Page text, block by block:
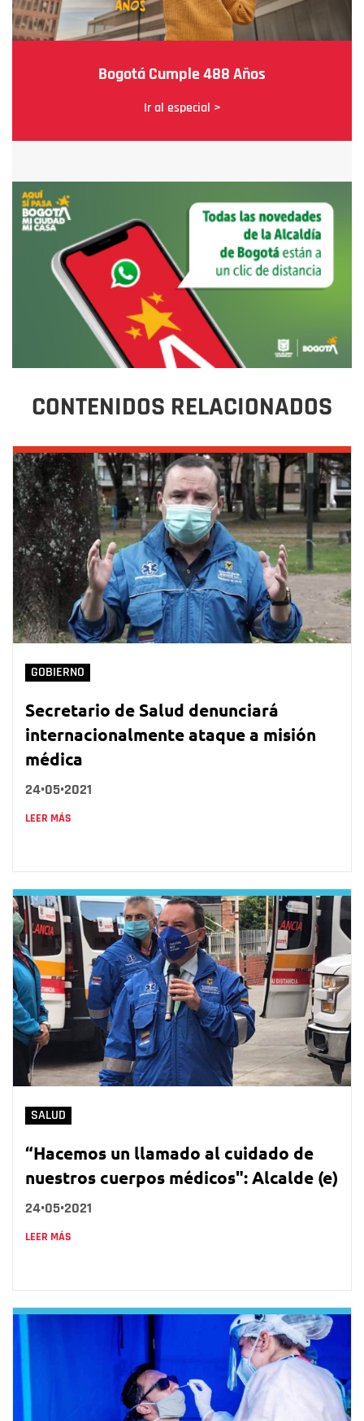
Bogotá Cumple 488 Años
Ir al especial >
CONTENIDOS RELACIONADOS
GOBIERNO
Secretario de Salud denunciará
internacionalmente ataque a misión
médica
24•05•2021
LEER MÁS
SALUD
“Hacemos un llamado al cuidado de
nuestros cuerpos médicos": Alcalde (e)
24•05•2021
LEER MÁS